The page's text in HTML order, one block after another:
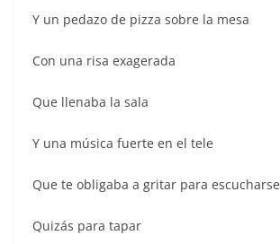
Y un pedazo de pizza sobre la mesa
Con una risa exagerada
Que llenaba la sala
Y una música fuerte en el tele
Que te obligaba a gritar para escucharse
Quizás para tapar